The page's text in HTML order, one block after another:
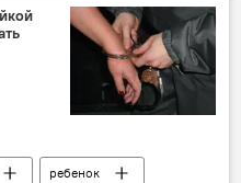
город
ребенок